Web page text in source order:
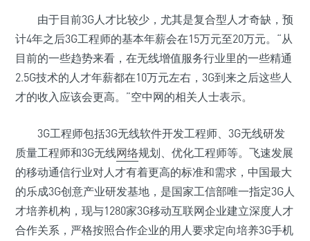
由于目前3G人才比较少，尤其是复合型人才奇缺，预
计4年之后3G工程师的基本年薪会在15万元至20万元。“从
目前的一些趋势来看，在无线增值服务行业里的一些精通
2.5G技术的人才年薪都在10万元左右，3G到来之后这些人
才的收入应该会更高。”空中网的相关人士表示。
3G工程师包括3G无线软件开发工程师、3G无线研发
质量工程师和3G无线网络规划、优化工程师等。飞速发展
的移动通信行业对人才有着更高的标准和需求，中国最大
的乐成3G创意产业研发基地，是国家工信部唯一指定3G人
才培养机构，现与1280家3G移动互联网企业建立深度人才
合作关系，严格按照合作企业的用人要求定向培养3G手机